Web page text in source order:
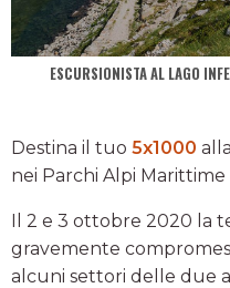
ESCURSIONISTA AL LAGO
Destina il tuo 5x1000
nei Parchi Alpi Marittime
Il 2 e 3 ottobre 2020 la
gravemente
alcuni settori delle due